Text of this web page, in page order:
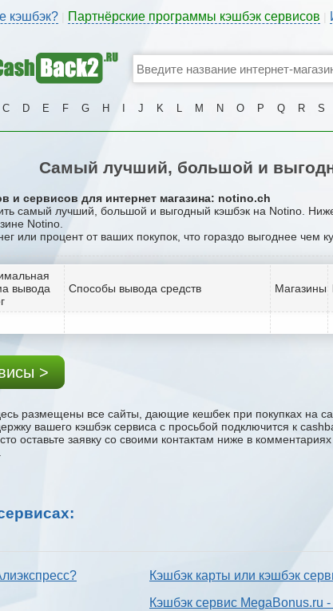
кэшбэк? Партнёрские программы кэшбэк сервисов
C D E F G H J K L M N O P Q R S
Самый лучший, большой и
и сервисов для интернет магазина: notino.ch
самый лучший, большой и выгодный кэшбэк на Notino.
Notino.
или процент от ваших покупок, что гораздо выгоднее чем
вывода
Способы вывода средств Магазины
>
размещены все сайты, дающие кешбек при покупках на
вашего кэшбэк сервиса с проcьбой подключится к
оставьте заявку со своими контактам ниже в
Кэшбэк карты или кэшбэк
Кэшбэк сервис MegaBonus.ru -